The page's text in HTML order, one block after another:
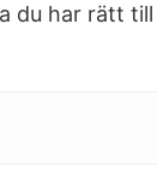
du har rätt till